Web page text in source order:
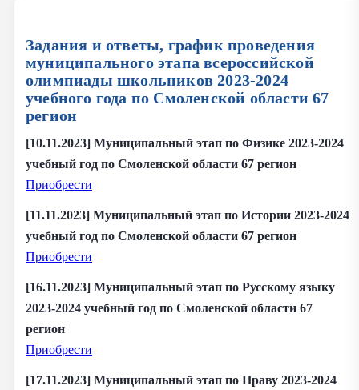
Задания и ответы, график проведения
муниципального этапавсероссийской
олимпиады школьников 2023-2024
учебного года по Смоленской области67
регион
[10.11.2023] Муниципальный этап по Физике 2023-2024
учебный год по Смоленской области 67 регион
Приобрести
[11.11.2023] Муниципальный этап по Истории 2023-2024
учебный год по Смоленской области 67 регион
Приобрести
[16.11.2023] Муниципальный этап по Русскому языку
2023-2024 учебный год по Смоленской области 67
регион
Приобрести
[17.11.2023] Муниципальный этап по Праву 2023-2024